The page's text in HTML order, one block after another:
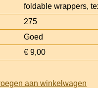
foldable wrappers,
275
Goed
€ 9,00
aan winkelwagen